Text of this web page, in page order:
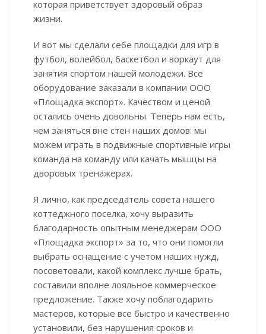
которая приветствует здоровый образ
жизни.
И вот мы сделали себе площадки для игр в
футбол, волейбол, баскетбол и воркаут для
занятия спортом нашей молодежи. Все
оборудование заказали в компании ООО
«Площадка экспорт». Качеством и ценой
остались очень довольны. Теперь нам есть,
чем заняться вне стен наших домов: мы
можем играть в подвижные спортивные игры
команда на команду или качать мышцы на
дворовых тренажерах.
Я лично, как председатель совета нашего
коттеджного поселка, хочу выразить
благодарность опытным менеджерам ООО
«Площадка экспорт» за то, что они помогли
выбрать оснащение с учетом наших нужд,
посоветовали, какой комплекс лучше брать,
составили вполне лояльное коммерческое
предложение. Также хочу поблагодарить
мастеров, которые все быстро и качественно
установили, без нарушения сроков и